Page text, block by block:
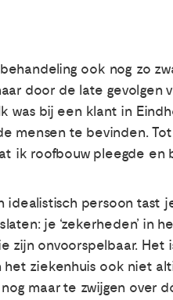
ook nog zo
door de late gevolgen
was bij een klant in
mensen te bevinden.
ik roofbouw pleegde en
idealistisch persoon tast
je ‘zekerheden’ in
onvoorspelbaar.
ziekenhuis ook niet
maar te zwijgen over